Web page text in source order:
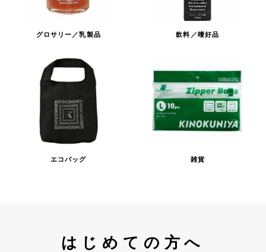
グロサリー／乳製品 飲料／嗜好品
エコバッグ 雑貨
はじめての方へ